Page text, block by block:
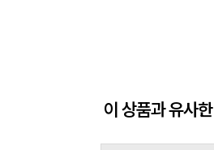
이 상품과 유사한